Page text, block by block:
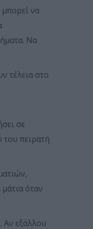
να
Να
τέλεια στο
σε
του πειρατή
όταν
Αν εξάλλου